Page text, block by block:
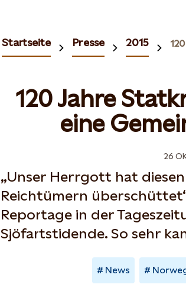
Startseite Presse 2015
120 Jahre
eine
26
„Unser Herrgott hat
Reichtümern
Reportage in der
Sjöfartstidende. So sehr
News